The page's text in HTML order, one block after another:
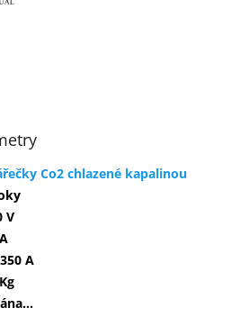
Co2 chlazené kapalinou
V
A